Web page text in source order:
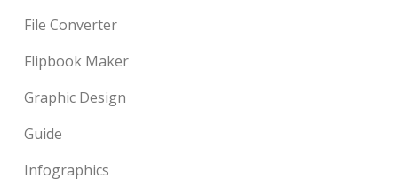
File Converter
Flipbook Maker
Graphic Design
Guide
Infographics